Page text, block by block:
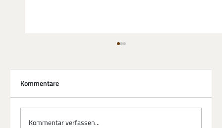
Kommentare
Kommentar verfassen...